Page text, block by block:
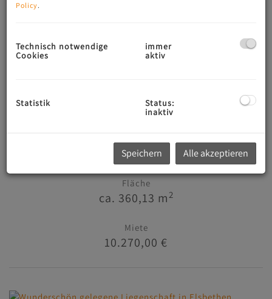
5310 Mondsee
7
Fläche
ca. 360,13 m 2
Miete
10.270,00 €
Policy.
Technisch notwendige
Cookies
immer
aktiv
Statistik
Status:
inaktiv
Speichern Alle akzeptieren